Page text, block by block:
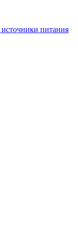
питания